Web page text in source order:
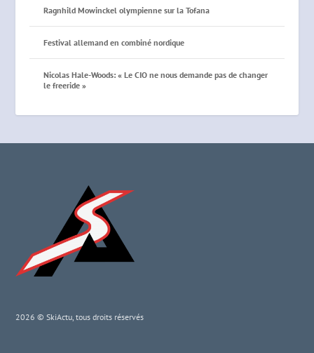
Ragnhild Mowinckel olympienne sur la Tofana
Festival allemand en combiné nordique
Nicolas Hale-Woods: « Le CIO ne nous demande pas de changer
le freeride »
2026 © SkiActu, tous droits réservés